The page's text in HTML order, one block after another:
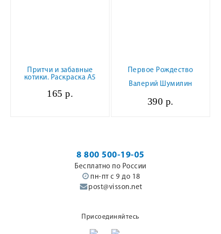
Притчи и забавные
котики. Раскраска А5
165 р.
Первое Рождество
Валерий Шумилин
390 р.
8 800 500-19-05
Бесплатно по России
пн-пт с 9 до 18
post@visson.net
Присоединяйтесь